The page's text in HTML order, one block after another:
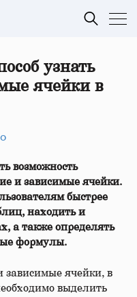
узнать
ячейки в
возможность
и зависимые ячейки.
быстрее
находить и
а также определять
формулы.
ячейки, в
выделить